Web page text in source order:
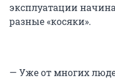
эксплуатации
разные «косяки».
— Уже от многих